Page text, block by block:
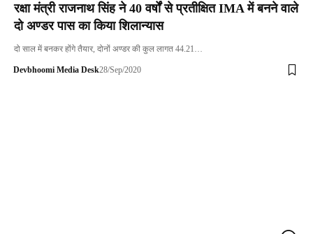
रक्षा मंत्री राजनाथ सिंह ने 40 वर्षों से प्रतीक्षित IMA में बनने वाले
दो अण्डर पास का किया शिलान्यास
दो साल में बनकर होंगे तैयार, दोनों अण्डर की कुल लागत 44.21…
Devbhoomi Media Desk28/Sep/2020